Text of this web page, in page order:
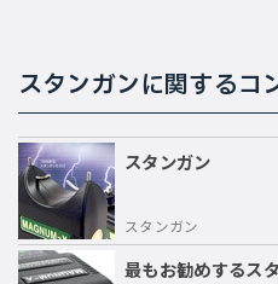
スタンガンに関するコ
スタンガン
スタンガン
最もお勧めするス